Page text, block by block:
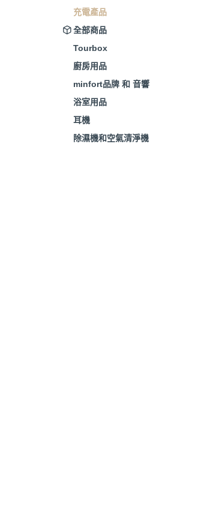
充電產品
全部商品
Tourbox
廚房用品
minfort品牌 和 音響
浴室用品
耳機
除濕機和空氣清淨機